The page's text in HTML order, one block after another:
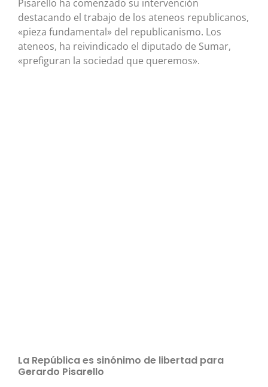
Pisarello ha comenzado su intervención
destacando el trabajo de los ateneos republicanos,
«pieza fundamental» del republicanismo. Los
ateneos, ha reivindicado el diputado de Sumar,
«prefiguran la sociedad que queremos».
La República es sinónimo de libertad para
Gerardo Pisarello